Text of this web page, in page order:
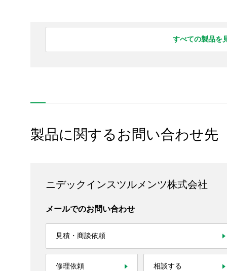
すべての製品を
製品に関するお問い合わせ先
ニデックインスツルメンツ株式会社
メールでのお問い合わせ
見積・商談依頼
修理依頼 相談する